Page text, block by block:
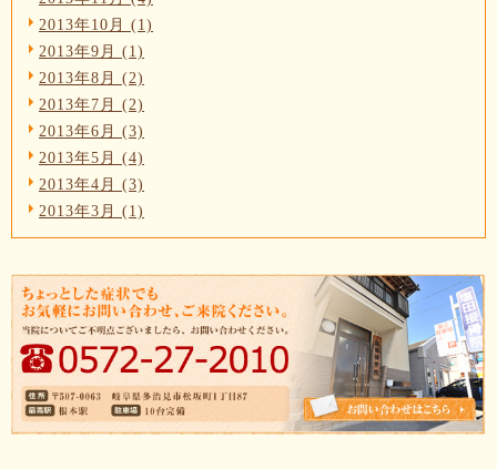
2013年10月 (1)
2013年9月 (1)
2013年8月 (2)
2013年7月 (2)
2013年6月 (3)
2013年5月 (4)
2013年4月 (3)
2013年3月 (1)